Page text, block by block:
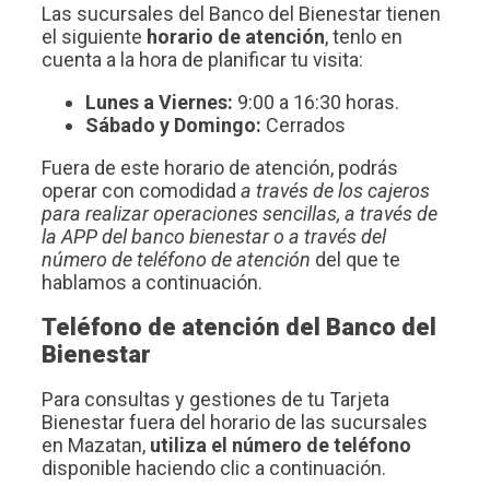
Las sucursales del Banco del Bienestar tienen
el siguiente horario de atención, tenlo en
cuenta a la hora de planificar tu visita:
Lunes a Viernes: 9:00 a 16:30 horas.
Sábado y Domingo: Cerrados
Fuera de este horario de atención, podrás
operar con comodidad a través de los cajeros
para realizar operaciones sencillas, a través de
la APP del banco bienestar o a través del
número de teléfono de atención del que te
hablamos a continuación.
Teléfono de atención del Banco del
Bienestar
Para consultas y gestiones de tu Tarjeta
Bienestar fuera del horario de las sucursales
en Mazatan, utiliza el número de teléfono
disponible haciendo clic a continuación.